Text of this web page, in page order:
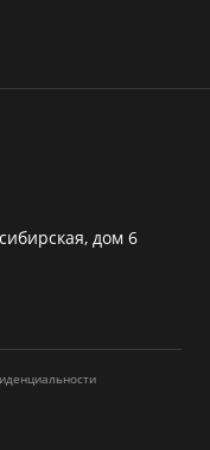
дом 6